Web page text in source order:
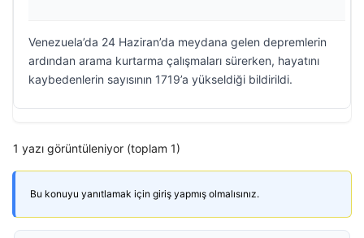
Venezuela’da 24 Haziran’da meydana gelen depremlerin
ardından arama kurtarma çalışmaları sürerken, hayatını
kaybedenlerin sayısının 1719’a yükseldiği bildirildi.
1 yazı görüntüleniyor (toplam 1)
Bu konuyu yanıtlamak için giriş yapmış olmalısınız.